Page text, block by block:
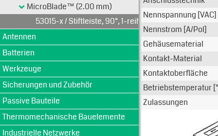
MicroBlade™ (2.00 mm)
53015-x / Stiftleiste, 90°, 1-reihig
Antennen
Batterien
Werkzeuge
Sicherungen und Zubehör
Passive Bauteile
Thermomechanische Bauelemente
Industrielle Netzwerke
Nennspannung [VAC]
Nennstrom [A/Pol]
Gehäusematerial
Kontakt-Material
Kontaktoberfläche
Betriebstemperatur
Zulassungen